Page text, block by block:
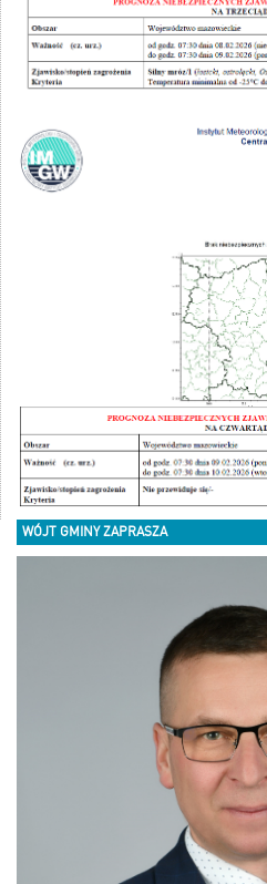
WÓJT GMINY ZAPRASZA